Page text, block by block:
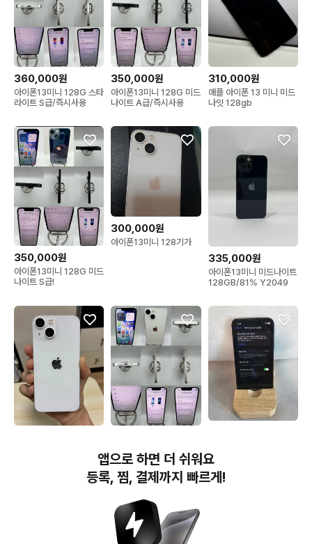
360,000원
아이폰13미니 128G 스타
라이트 S급/즉시사용
350,000원
아이폰13미니 128G 미드
나이트 A급/즉시사용
310,000원
애플 아이폰 13 미니 미드
나잇 128gb
350,000원
아이폰13미니 128G 미드
나이트 S급!
300,000원
아이폰13미니 128기가
335,000원
아이폰13미니 미드나이트
128GB/81% Y2049
스타라이트 / 배터리 효율
아이폰13미니 128G 스타
라이트 SSS급/즉시사용
128G 판매!(선물용)
번개장터(주) 사업자정보, 이용약관 및 기타 법적고지
앱으로 하면 더 쉬워요
등록, 찜, 결제까지 빠르게!